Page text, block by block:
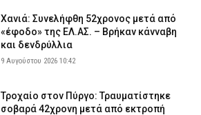
Χανιά: Συνελήφθη 52χρονος μετά από
«έφοδο» της ΕΛ.ΑΣ. – Βρήκαν κάνναβη
και δενδρύλλια
9 Αυγούστου 2026 10:42
Τροχαίο στον Πύργο: Τραυματίστηκε
σοβαρά 42χρονη μετά από εκτροπή